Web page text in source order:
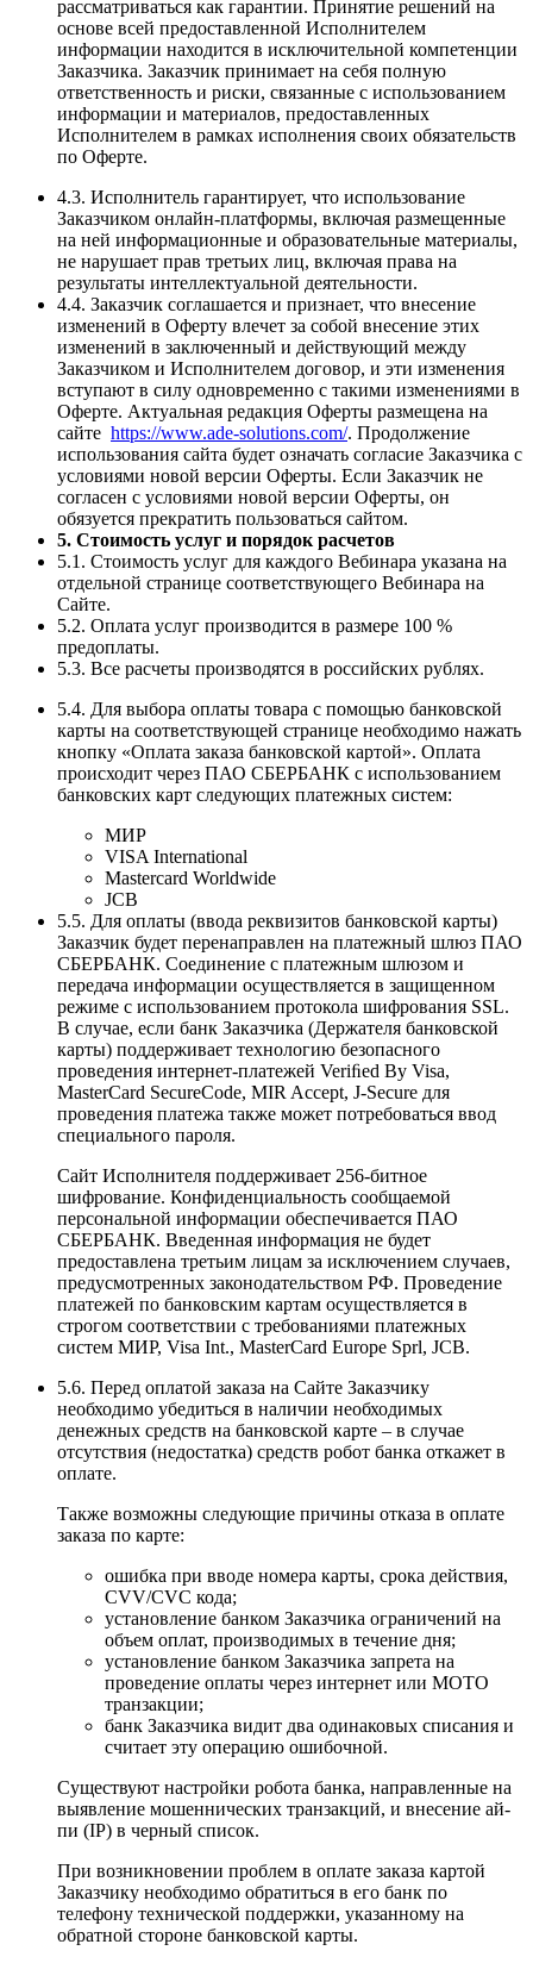
рассматриваться как гарантии. Принятие решений на
основе всей предоставленной Исполнителем
информации находится в исключительной компетенции
Заказчика. Заказчик принимает на себя полную
ответственность и риски, связанные с использованием
информации и материалов, предоставленных
Исполнителем в рамках исполнения своих обязательств
по Оферте.
4.3. Исполнитель гарантирует, что использование
Заказчиком онлайн-платформы, включая размещенные
на ней информационные и образовательные материалы,
не нарушает прав третьих лиц, включая права на
результаты интеллектуальной деятельности.
4.4. Заказчик соглашается и признает, что внесение
изменений в Оферту влечет за собой внесение этих
изменений в заключенный и действующий между
Заказчиком и Исполнителем договор, и эти изменения
вступают в силу одновременно с такими изменениями в
Оферте. Актуальная редакция Оферты размещена на
сайте https://www.ade-solutions.com/. Продолжение
использования сайта будет означать согласие Заказчика с
условиями новой версии Оферты. Если Заказчик не
согласен с условиями новой версии Оферты, он
обязуется прекратить пользоваться сайтом.
5. Стоимость услуг и порядок расчетов
5.1. Стоимость услуг для каждого Вебинара указана на
отдельной странице соответствующего Вебинара на
Сайте.
5.2. Оплата услуг производится в размере 100 %
предоплаты.
5.3. Все расчеты производятся в российских рублях.
5.4. Для выбора оплаты товара с помощью банковской
карты на соответствующей странице необходимо нажать
кнопку «Оплата заказа банковской картой». Оплата
происходит через ПАО СБЕРБАНК с использованием
банковских карт следующих платежных систем:
МИР
VISA International
Mastercard Worldwide
JCB
5.5. Для оплаты (ввода реквизитов банковской карты)
Заказчик будет перенаправлен на платежный шлюз ПАО
СБЕРБАНК. Соединение с платежным шлюзом и
передача информации осуществляется в защищенном
режиме с использованием протокола шифрования SSL.
В случае, если банк Заказчика (Держателя банковской
карты) поддерживает технологию безопасного
проведения интернет-платежей Veriﬁed By Visa,
MasterCard SecureCode, MIR Accept, J-Secure для
проведения платежа также может потребоваться ввод
специального пароля.
Сайт Исполнителя поддерживает 256-битное
шифрование. Конфиденциальность сообщаемой
персональной информации обеспечивается ПАО
СБЕРБАНК. Введенная информация не будет
предоставлена третьим лицам за исключением случаев,
предусмотренных законодательством РФ. Проведение
платежей по банковским картам осуществляется в
строгом соответствии с требованиями платежных
систем МИР, Visa Int., MasterCard Europe Sprl, JCB.
5.6. Перед оплатой заказа на Сайте Заказчику
необходимо убедиться в наличии необходимых
денежных средств на банковской карте – в случае
отсутствия (недостатка) средств робот банка откажет в
оплате.
Также возможны следующие причины отказа в оплате
заказа по карте:
ошибка при вводе номера карты, срока действия,
CVV/CVC кода;
установление банком Заказчика ограничений на
объем оплат, производимых в течение дня;
установление банком Заказчика запрета на
проведение оплаты через интернет или MOTO
транзакции;
банк Заказчика видит два одинаковых списания и
считает эту операцию ошибочной.
Существуют настройки робота банка, направленные на
выявление мошеннических транзакций, и внесение ай-
пи (IP) в черный список.
При возникновении проблем в оплате заказа картой
Заказчику необходимо обратиться в его банк по
телефону технической поддержки, указанному на
обратной стороне банковской карты.